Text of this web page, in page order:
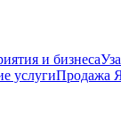
и бизнеса
услугиПродажа